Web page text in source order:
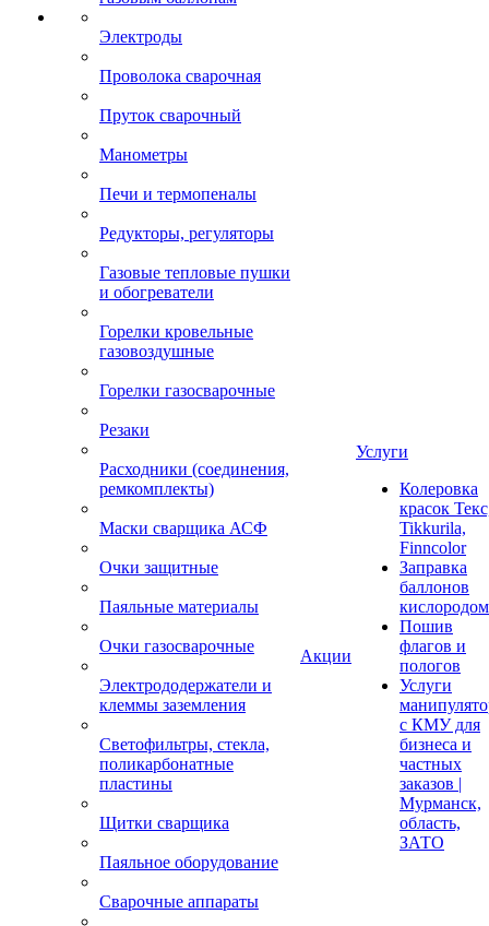
Электроды
Проволока сварочная
Пруток сварочный
Манометры
Печи и термопеналы
Редукторы, регуляторы
Газовые тепловые пушки
и обогреватели
Горелки кровельные
газовоздушные
Горелки газосварочные
Резаки
Расходники (соединения,
ремкомплекты)
Маски сварщика АСФ
Очки защитные
Паяльные материалы
Очки газосварочные
Электрододержатели и
клеммы заземления
Светофильтры, стекла,
поликарбонатные
пластины
Щитки сварщика
Паяльное оборудование
Сварочные аппараты
Акции
Услуги
Колеровка
красок
Tikkurila,
Finncolor
Заправка
баллонов
кислородом
Пошив
флагов и
пологов
Услуги
с КМУ для
бизнеса и
частных
заказов |
Мурманск,
область,
ЗАТО